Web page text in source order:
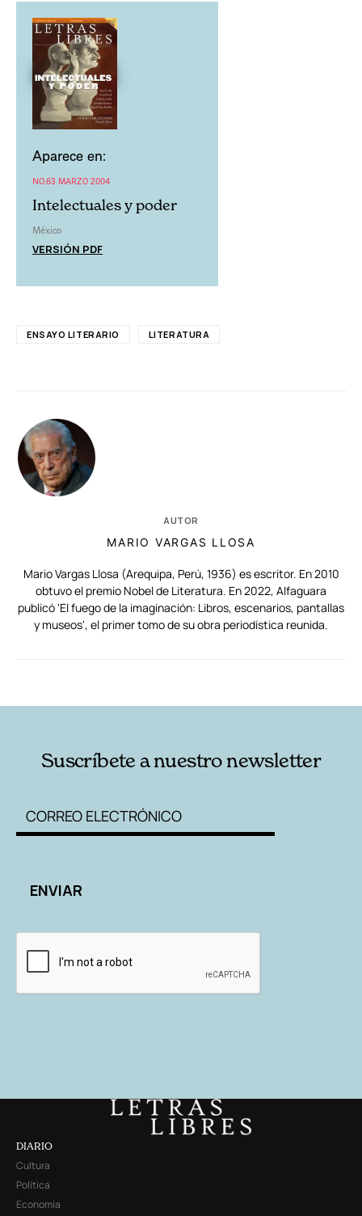
Aparece en:
NO.63 MARZO 2004
Intelectuales y poder
México
VERSIÓN PDF
ENSAYO LITERARIO LITERATURA
AUTOR
MARIO VARGAS LLOSA
Mario Vargas Llosa (Arequipa, Perú, 1936) es escritor. En 2010
obtuvo el premio Nobel de Literatura. En 2022, Alfaguara
publicó 'El fuego de la imaginación: Libros, escenarios, pantallas
y museos', el primer tomo de su obra periodística reunida.
Suscríbete a nuestro newsletter
DIARIO
Cultura
Política
Economía